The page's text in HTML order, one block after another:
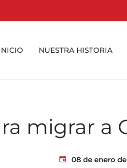
NUESTRA HISTORIA
migrar a
08 de enero